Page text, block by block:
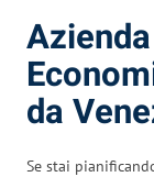
da
Se stai